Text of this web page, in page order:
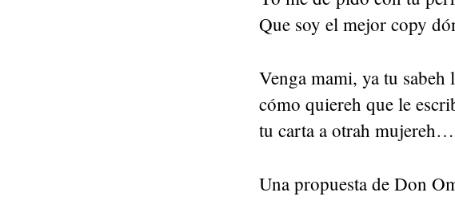
Que soy el mejor copy
Venga mami, ya tu sabeh
cómo quiereh que le
tu carta a otrah mujereh…
Una propuesta de Don